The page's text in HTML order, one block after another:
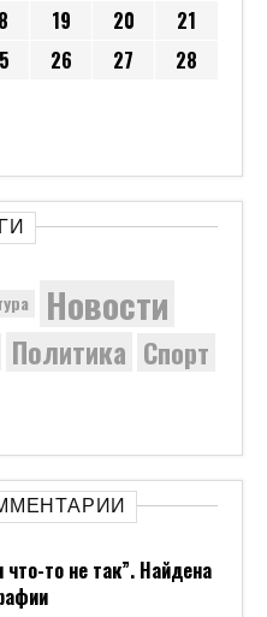
19 20
21
26 27
28
Новости
Политика Спорт
то не так”. Найдена